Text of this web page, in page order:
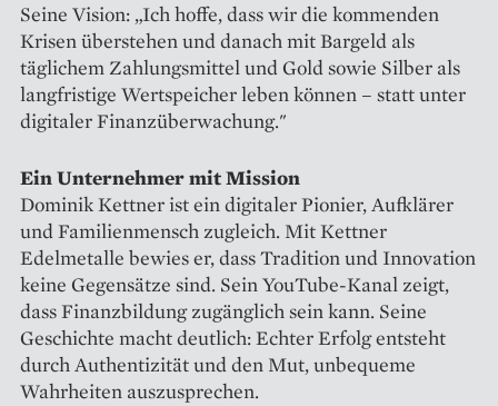
Seine Vision: „Ich hoffe, dass wir die kommenden
Krisen überstehen und danach mit Bargeld als
täglichem Zahlungsmittel und Gold sowie Silber als
langfristige Wertspeicher leben können – statt unter
digitaler Finanzüberwachung."
Ein Unternehmer mit Mission
Dominik Kettner ist ein digitaler Pionier, Aufklärer
und Familienmensch zugleich. Mit Kettner
Edelmetalle bewies er, dass Tradition und Innovation
keine Gegensätze sind. Sein YouTube-Kanal zeigt,
dass Finanzbildung zugänglich sein kann. Seine
Geschichte macht deutlich: Echter Erfolg entsteht
durch Authentizität und den Mut, unbequeme
Wahrheiten auszusprechen.